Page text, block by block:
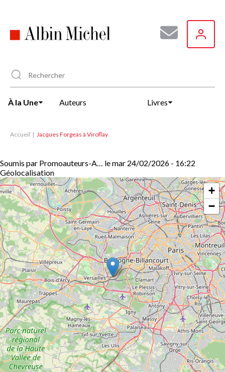
principal
À la Une Auteurs Livres
Accueil Jacques Forgeas à Viroflay
Soumis par Promoauteurs-A… lemar 24/02/2026 - 16:22
Géolocalisation
+
−